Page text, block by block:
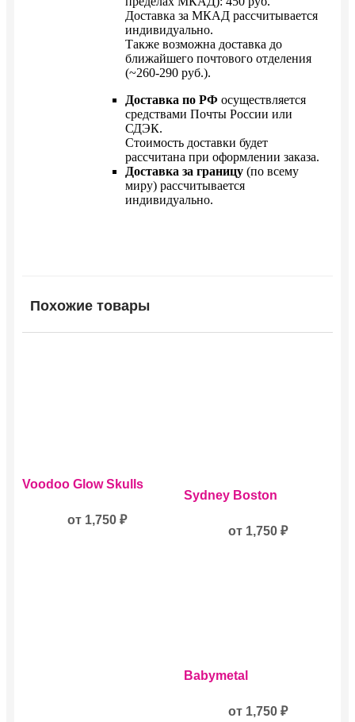
Доставка за МКАД рассчитывается
индивидуально.
Также возможна доставка до
ближайшего почтового отделения
(~260-290 руб.).
Доставка по РФ осуществляется
средствами Почты России или
СДЭК.
Стоимость доставки будет
рассчитана при оформлении заказа.
Доставка за границу (по всему
миру) рассчитывается
индивидуально.
Похожие товары
Этот
товар
несколько
Voodoo Glow Skulls
от 1,750 ₽
Этот
товар
несколько
Sydney Boston
от 1,750₽
Этот
товар
несколько
Babymetal
от 1,750₽